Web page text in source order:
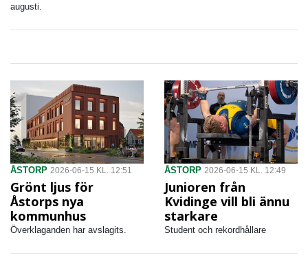
augusti.
ÅSTORP 2026-06-15 KL. 12:51
Grönt ljus för
Åstorps nya
kommunhus
Överklaganden har avslagits.
ÅSTORP 2026-06-15 KL. 12:49
Junioren från
Kvidinge vill bli ännu
starkare
Student och rekordhållare